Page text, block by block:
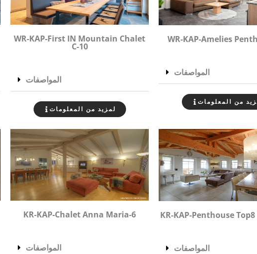
WR-KAP-First IN Mountain Chalet
C-10
المواصفات
لمزيد من المعلومات
WR-KAP-Amelies
المواصفات
من المعلومات
KR-KAP-Chalet Anna Maria-6
المواصفات
KR-KAP-Penthouse
المواصفات